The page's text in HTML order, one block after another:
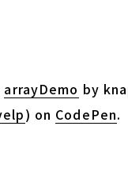
arrayDemo by
) on CodePen.